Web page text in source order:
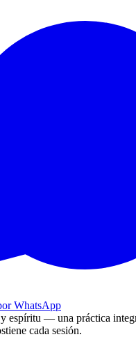
WhatsApp
espíritu — una práctica
cada sesión.